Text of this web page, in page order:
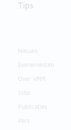
Tips
Nieuws
Evenementen
Over VMM
Jobs
Publicaties
Pers